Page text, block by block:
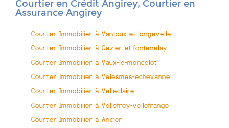
Courtier en Crédit Angirey, Courtier en
Assurance Angirey
Courtier Immobilier à Vantoux-et-longevelle
Courtier Immobilier à Gezier-et-fontenelay
Courtier Immobilier à Vaux-le-moncelot
Courtier Immobilier à Velesmes-echevanne
Courtier Immobilier à Velleclaire
Courtier Immobilier à Vellefrey-vellefrange
Courtier Immobilier à Ancier